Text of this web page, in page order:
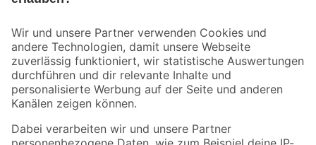
Der toom Newsletter: Keine Angebote und Aktionen mehr verpassen!
Zur Newsletter Anmeldung
Folge uns